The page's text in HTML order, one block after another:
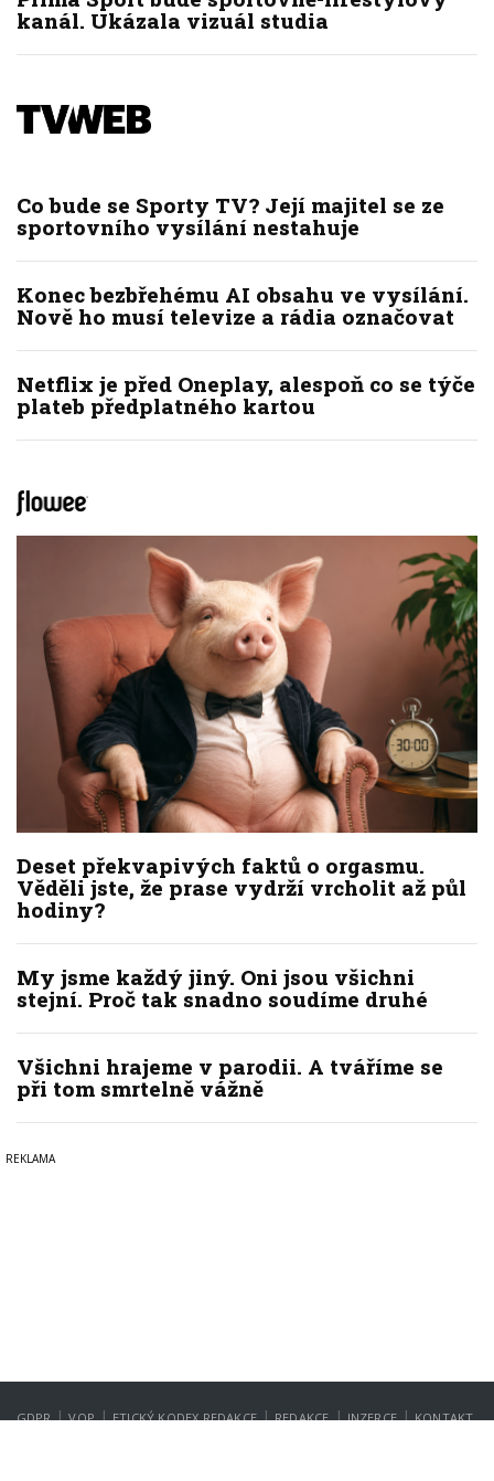
kanál. Ukázala vizuál studia
Co bude se Sporty TV? Její majitel se ze
sportovního vysílání nestahuje
Konec bezbřehému AI obsahu ve vysílání.
Nově ho musí televize a rádia označovat
Netflix je před Oneplay, alespoň co se týče
plateb předplatného kartou
Deset překvapivých faktů o orgasmu.
Věděli jste, že prase vydrží vrcholit až půl
hodiny?
My jsme každý jiný. Oni jsou všichni
stejní. Proč tak snadno soudíme druhé
Všichni hrajeme v parodii. A tváříme se
při tom smrtelně vážně
GDPR | VOP | ETICKÝ KODEX REDAKCE | REDAKCE | INZERCE | KONTAKT